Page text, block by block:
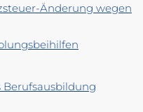
Änderung wegen
Berufsausbildung